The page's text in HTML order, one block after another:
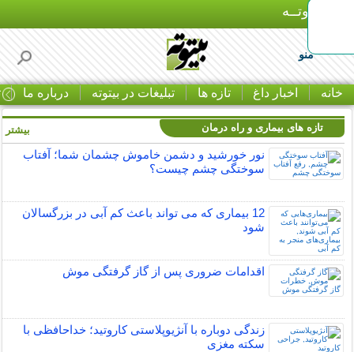
بـیتوتــه
منو
خانه اخبار داغ تازه ها تبلیغات در بیتوته درباره ما
تازه های بیماری و راه درمان
نور خورشید و دشمن خاموش چشمان شما؛ آفتاب
سوختگی چشم چیست؟
12 بیماری که می تواند باعث کم آبی در بزرگسالان
شود
اقدامات ضروری پس از گاز گرفتگی موش
زندگی دوباره با آنژیوپلاستی کاروتید؛ خداحافظی با
سکته مغزی
بیشتر